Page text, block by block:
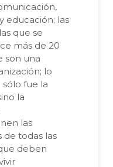
educación; las
que se
más de 20
son una
lo
fue la
la
las
de todas las
deben